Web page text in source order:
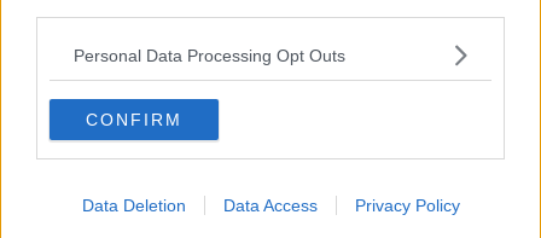
Personal Data Processing Opt Outs
CONFIRM
Data Deletion Data Access Privacy Policy
Quando il silenzio è aggressivo
​Il passato, questo conosciuto!
​Clima ballerino e sbalzi d’umore
La maternità
​L’uomo o l’orso?
​Tutta una questione di rispetto